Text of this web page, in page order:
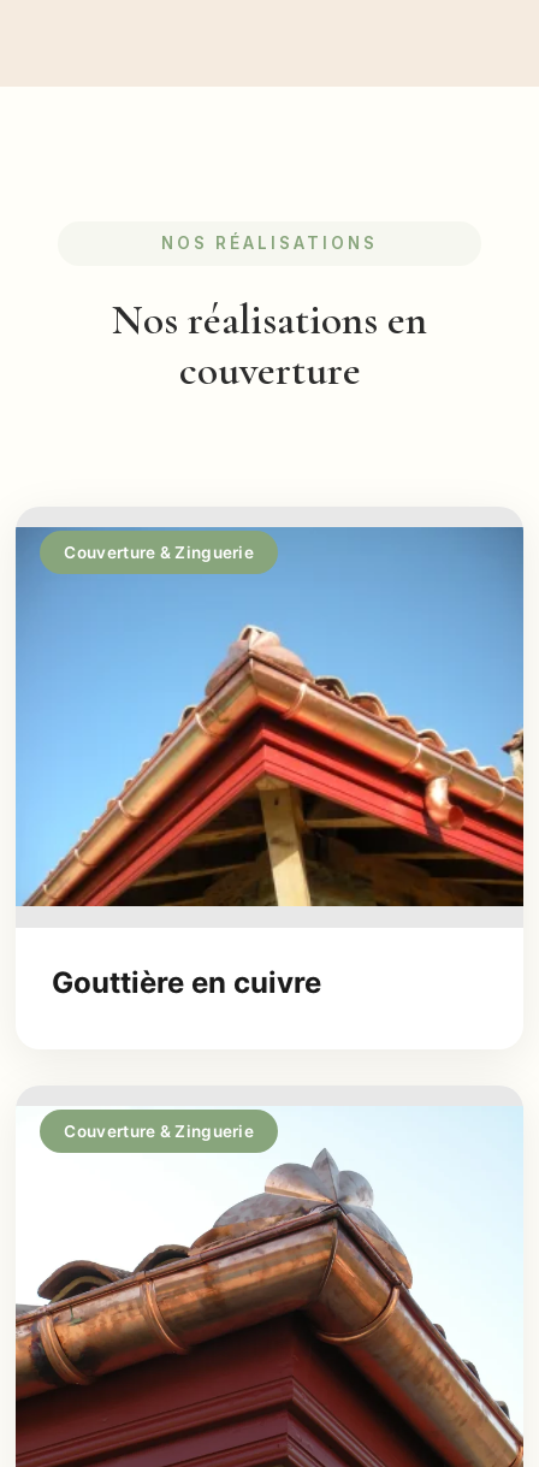
NOS RÉALISATIONS
Nos réalisations en
couverture
Couverture & Zinguerie
Gouttière en cuivre
Couverture & Zinguerie